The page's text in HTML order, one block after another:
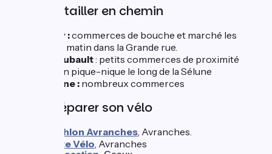
Se ravitailler en chemin
Ducey :commerces de bouche et marché les
mardis matin dans la Grande rue.
Pontaubault: petits commerces de proximité
pour un pique-nique le long de la Sélune
Caserne : nombreux commerces
Faire réparer son vélo
Decathlon Avranches, Avranches.
Planète Vélo, Avranches